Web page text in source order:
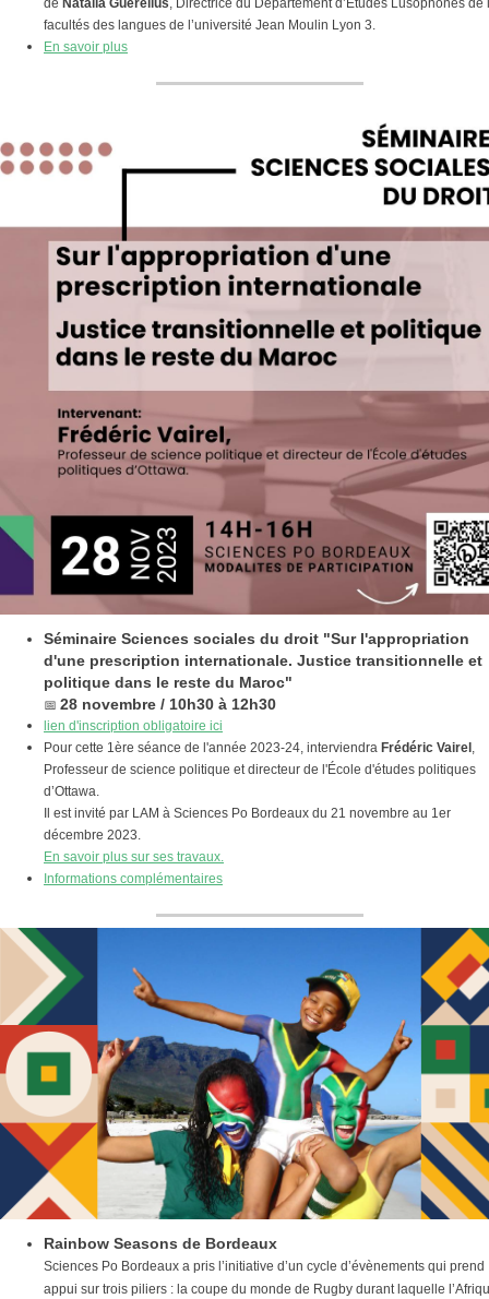
de Natalia Guerellus, Directrice du Département d’Etudes Lusophones de
facultés des langues de l’université Jean Moulin Lyon 3.
En savoir plus
Séminaire Sciences sociales du droit "Sur l'appropriation
d'une prescription internationale. Justice transitionnelle et
politique dans le reste du Maroc"
📅 28 novembre / 10h30 à 12h30
lien d'inscription obligatoire ici
Pour cette 1ère séance de l'année 2023-24, interviendra Frédéric Vairel ,
Professeur de science politique et directeur de l'École d'études politiques
d’Ottawa.
Il est invité par LAM à Sciences Po Bordeaux du 21 novembre au 1er
décembre 2023.
En savoir plus sur ses travaux.
Informations complémentaires
Rainbow Seasons de Bordeaux
Sciences Po Bordeaux a pris l’initiative d’un cycle d’évènements qui prend
appui sur trois piliers : la coupe du monde de Rugby durant laquelle